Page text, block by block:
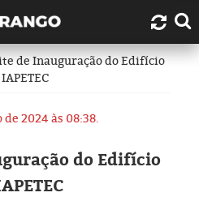
Duarte?
úteis
de Inauguração do Edifício
2024 às 08:38.
do Edifício